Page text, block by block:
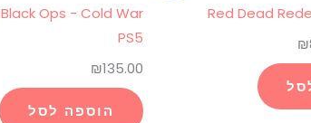
Red Dead
₪
Ops - Cold War
PS5
₪135.00
הוספה לסל